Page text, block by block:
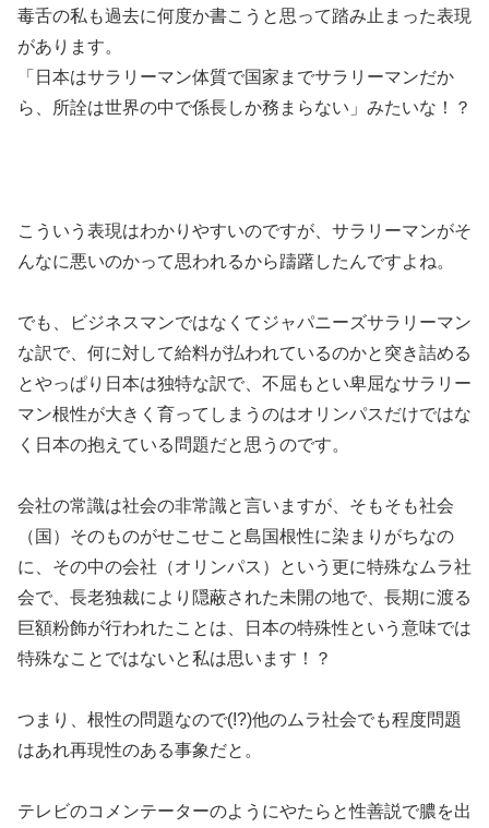
毒舌の私も過去に何度か書こうと思って踏み止まった表現
があります。
「日本はサラリーマン体質で国家までサラリーマンだか
ら、所詮は世界の中で係長しか務まらない」みたいな！？
こういう表現はわかりやすいのですが、サラリーマンがそ
んなに悪いのかって思われるから躊躇したんですよね。
でも、ビジネスマンではなくてジャパニーズサラリーマン
な訳で、何に対して給料が払われているのかと突き詰める
とやっぱり日本は独特な訳で、不屈もとい卑屈なサラリー
マン根性が大きく育ってしまうのはオリンパスだけではな
く日本の抱えている問題だと思うのです。
会社の常識は社会の非常識と言いますが、そもそも社会
（国）そのものがせこせこと島国根性に染まりがちなの
に、その中の会社（オリンパス）という更に特殊なムラ社
会で、長老独裁により隠蔽された未開の地で、長期に渡る
巨額粉飾が行われたことは、日本の特殊性という意味では
特殊なことではないと私は思います！？
つまり、根性の問題なので(!?)他のムラ社会でも程度問題
はあれ再現性のある事象だと。
テレビのコメンテーターのようにやたらと性善説で膿を出